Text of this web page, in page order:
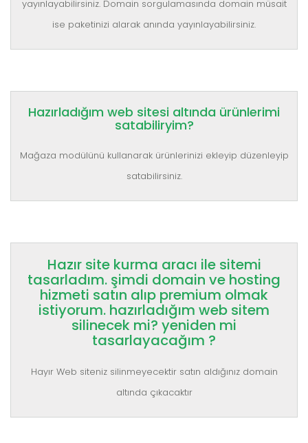
yayınlayabilirsiniz. Domain sorgulamasında domain müsait
ise paketinizi alarak anında yayınlayabilirsiniz.
Hazırladığım web sitesi altında ürünlerimi
satabiliryim?
Mağaza modülünü kullanarak ürünlerinizi ekleyip düzenleyip
satabilirsiniz.
Hazır site kurma aracı ile sitemi
tasarladım. şimdi domain ve hosting
hizmeti satın alıp premium olmak
istiyorum. hazırladığım web sitem
silinecek mi? yeniden mi
tasarlayacağım ?
Hayır Web siteniz silinmeyecektir satın aldığınız domain
altında çıkacaktır